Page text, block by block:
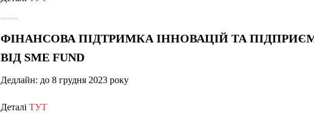
ФІНАНСОВА ПІДТРИМКА ІННОВАЦІЙ ТА
ВІД SME FUND
Дедлайн: до 8 грудня 2023 року
Деталі ТУТ